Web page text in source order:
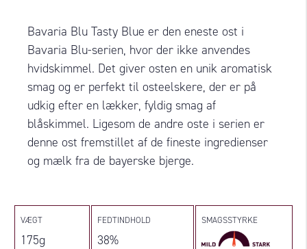
Bavaria Blu Tasty Blue er den eneste ost i
Bavaria Blu-serien, hvor der ikke anvendes
hvidskimmel. Det giver osten en unik aromatisk
smag og er perfekt til osteelskere, der er på
udkig efter en lækker, fyldig smag af
blåskimmel. Ligesom de andre oste i serien er
denne ost fremstillet af de fineste ingredienser
og mælk fra de bayerske bjerge.
VÆGT
175g
FEDTINDHOLD
38%
SMAGSSTYRKE